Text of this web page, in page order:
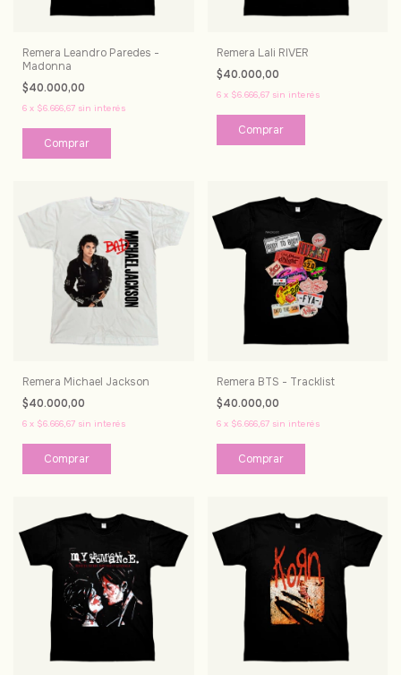
Remera Leandro Paredes -
Madonna
$40.000,00
6 x $6.666,67 sin interés
Comprar
Remera Lali RIVER
$40.000,00
6 x $6.666,67 sin interés
Comprar
Remera Michael Jackson
$40.000,00
6 x $6.666,67 sin interés
Comprar
Remera BTS - Tracklist
$40.000,00
6 x $6.666,67 sin interés
Comprar